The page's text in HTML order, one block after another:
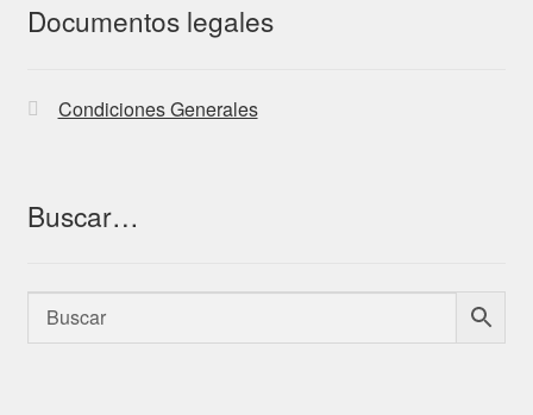
Documentos legales
Condiciones Generales
Buscar…